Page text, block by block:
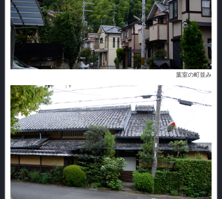
葉室の町並み